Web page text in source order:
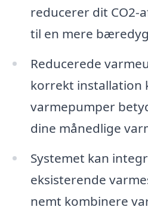
reducerer dit CO2-
til en mere
Reducerede
korrekt installation
varmepumper
dine månedlige
Systemet kan
eksisterende
nemt kombinere